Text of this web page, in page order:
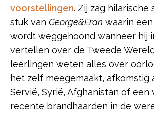
voorstellingen. Zij zag hilarische
stuk van George&Eran waarin
wordt weggehoond wanneer hij
vertellen over de Tweede
leerlingen weten alles over
het zelf meegemaakt, afkomstig
Servië, Syrië, Afghanistan of een
recente brandhaarden in de